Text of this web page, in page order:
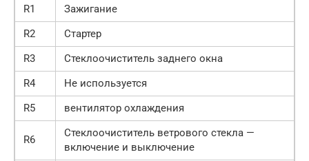
R1
Зажигание
R2
Стартер
R3
Стеклоочиститель заднего окна
R4
Не используется
R5
вентилятор охлаждения
R6
Стеклоочиститель ветрового стекла —
включение и выключение